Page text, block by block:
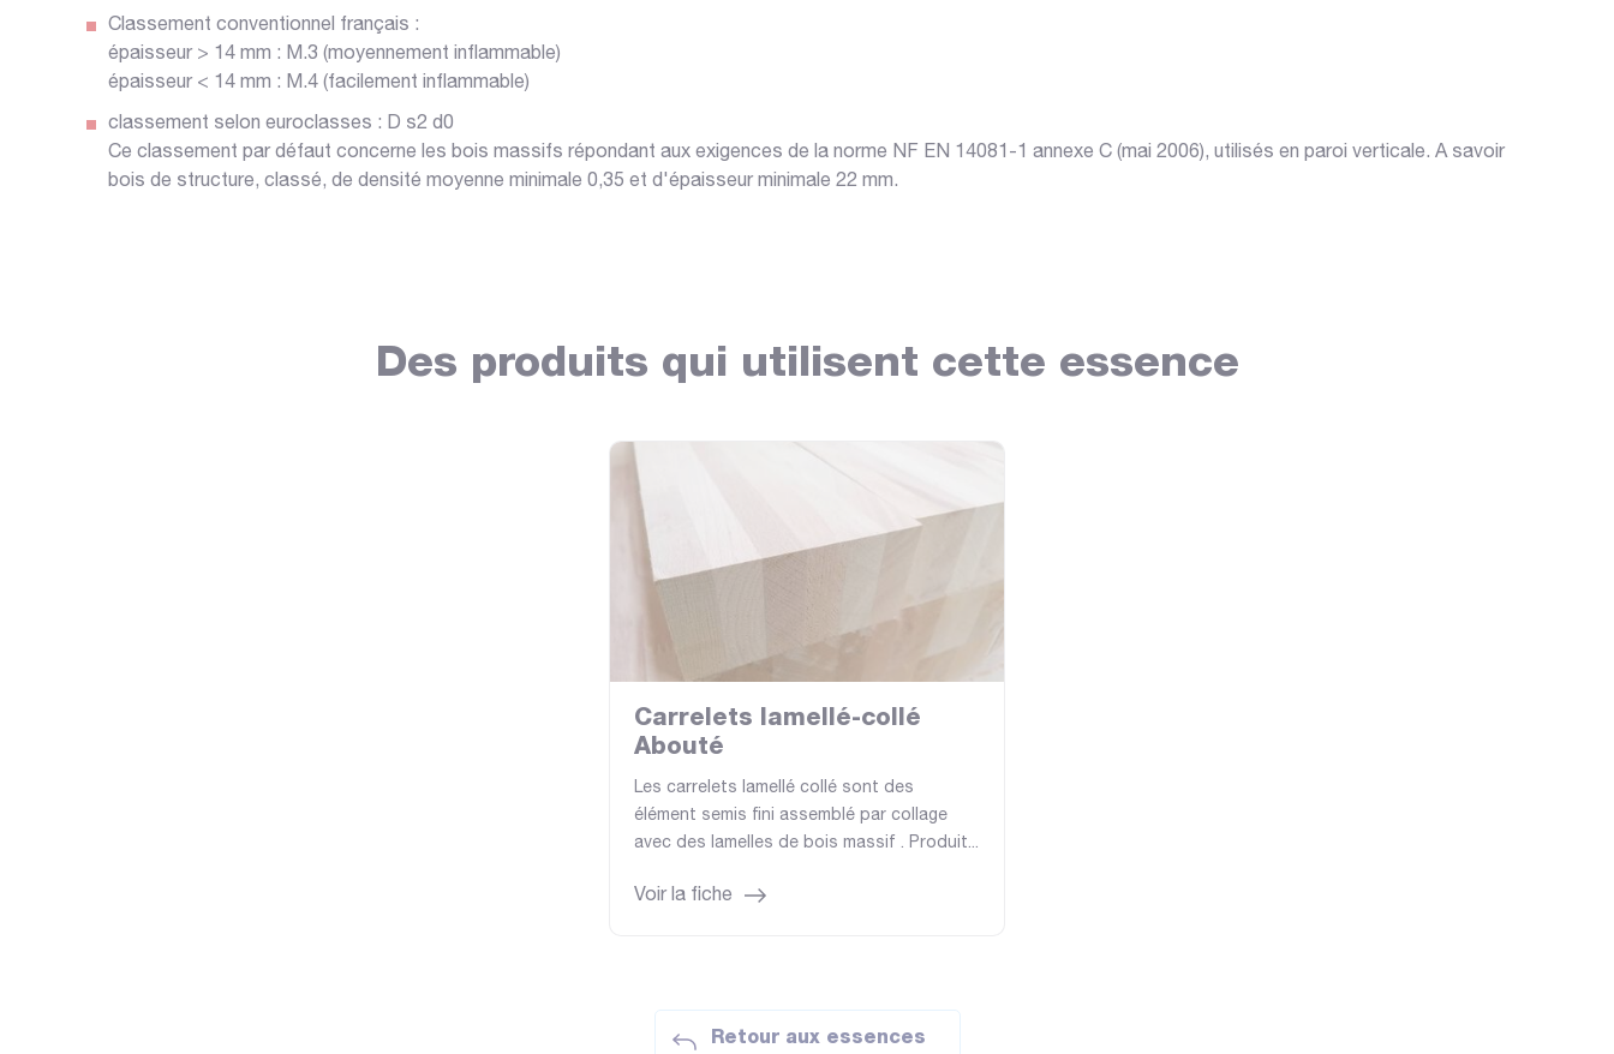
Classement conventionnel français :
épaisseur > 14 mm : M.3 (moyennement inflammable)
épaisseur < 14 mm : M.4 (facilement inflammable)
classement selon euroclasses : D s2 d0
Ce classement par défaut concerne les bois massifs répondant aux exigences de la norme NF EN 14081-1 annexe C (mai 2006), utilisés en paroi verticale. A savoir
bois de structure, classé, de densité moyenne minimale 0,35 et d'épaisseur minimale 22 mm.
Des produits qui utilisent cette essence
Carrelets lamellé-collé
Abouté
Les carrelets lamellé collé sont des
élément semis fini assemblé par collage
avec des lamelles de bois massif . Produit...
Voir la fiche
Retour aux essences